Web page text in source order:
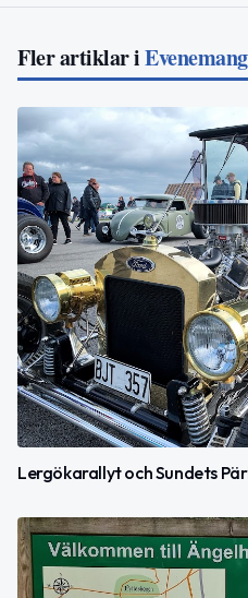
Fler artiklar iEvenemang
Lergökarallyt och Sundets